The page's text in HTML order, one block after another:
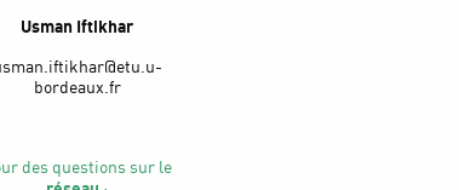
Usman Iftikhar
bordeaux.fr
des questions sur le